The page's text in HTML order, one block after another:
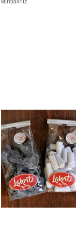
Mintlakritz